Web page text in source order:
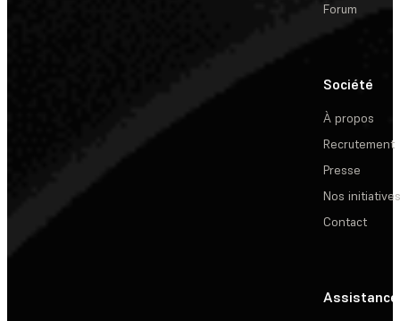
Forum
Société
À propos
Recrutement
Presse
Nos initiatives
Contact
Assistance